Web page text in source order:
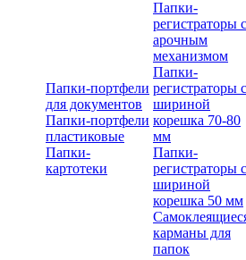
Папки-портфели
для документов
Папки-портфели
пластиковые
Папки-
картотеки
Папки-
регистраторы с
арочным
механизмом
Папки-
регистраторы с
шириной
корешка 70-80
мм
Папки-
регистраторы с
шириной
корешка 50 мм
карманы для
папок